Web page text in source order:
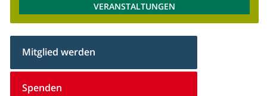
VERANSTALTUNGEN
Mitglied werden
Spenden